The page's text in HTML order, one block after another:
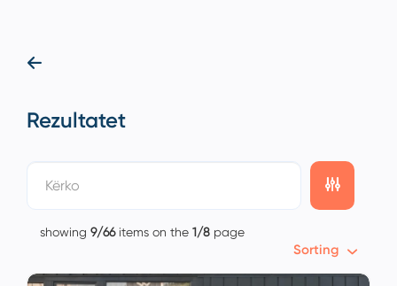
Rezultatet
showing 9/66 items on the 1/8 page
Sorting